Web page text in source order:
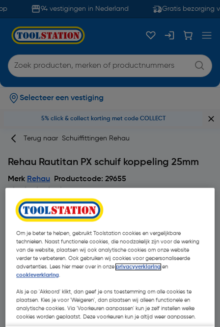
94 vestigingen in Nederland Gratis bezorging
Selecteer een vestiging
5% click & collect korting met code COLLECT
Terug naar Schuiffittingen Rehau
Rehau Rautitan PX schuif koppeling 25mm
Merk Rehau Productcode: 29655
- 41 %
Om je beter te helpen, gebruikt Toolstation cookies en vergelijkbare
technieken. Naast functionele cookies, die noodzakelijk zijn voor de werking
van de website, plaatsen wij ook analytische cookies om onze website
verder te verbeteren. Ook gebruiken wij cookies voor gepersonaliseerde
advertenties. Lees hier meer over in onzeprivacyverklaring en
cookieverklaring.
Als je op 'Akkoord' klikt, dan geef je ons toestemming om alle cookies te
plaatsen. Kies je voor 'Weigeren', dan plaatsen wij alleen functionele en
analytische cookies. Via 'Voorkeuren aanpassen' kun je zelf instellen welke
cookies worden geplaatst. Deze voorkeuren kun je altijd weer aanpassen.